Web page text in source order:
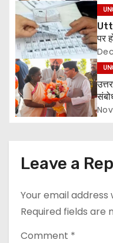
v
i
g
a
t
o
पर
रहे
Leave a
Your email address
Required fields are
Comment *